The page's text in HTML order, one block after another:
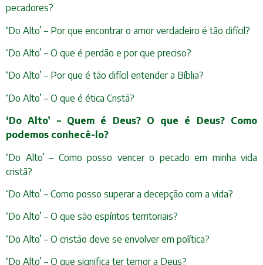
pecadores?
‘Do Alto’ – Por que encontrar o amor verdadeiro é tão difícil?
‘Do Alto’ – O que é perdão e por que preciso?
‘Do Alto’ – Por que é tão difícil entender a Bíblia?
‘Do Alto’ – O que é ética Cristã?
‘Do Alto’ – Quem é Deus? O que é Deus? Como
podemos conhecê-lo?
‘Do Alto’ – Como posso vencer o pecado em minha vida
cristã?
‘Do Alto’ – Como posso superar a decepção com a vida?
‘Do Alto’ – O que são espíritos territoriais?
‘Do Alto’ – O cristão deve se envolver em política?
‘Do Alto’ – O que significa ter temor a Deus?